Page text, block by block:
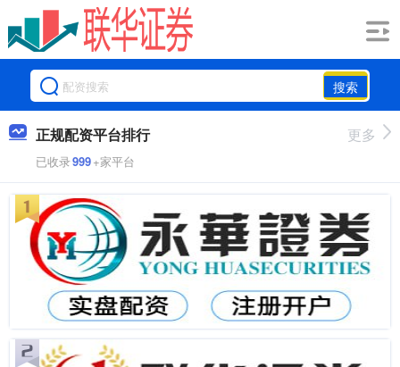
搜索
正规配资平台排行
已收录999+家平台
更多